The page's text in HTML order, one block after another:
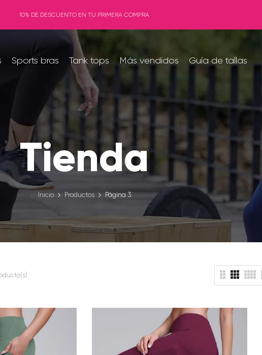
10% DE DESCUENTO EN TU PRIMERA COMPRA
Sports bras Tank tops Más vendidos Guía de tallas
Tienda
Inicio Productos Página 3